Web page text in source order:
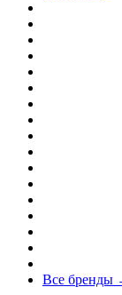
Все бренды